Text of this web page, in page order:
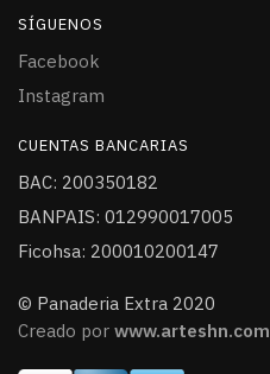
SÍGUENOS
Facebook
Instagram
CUENTAS BANCARIAS
BAC: 200350182
BANPAIS: 012990017005
Ficohsa: 200010200147
© Panaderia Extra 2020
Creado por www.arteshn.com